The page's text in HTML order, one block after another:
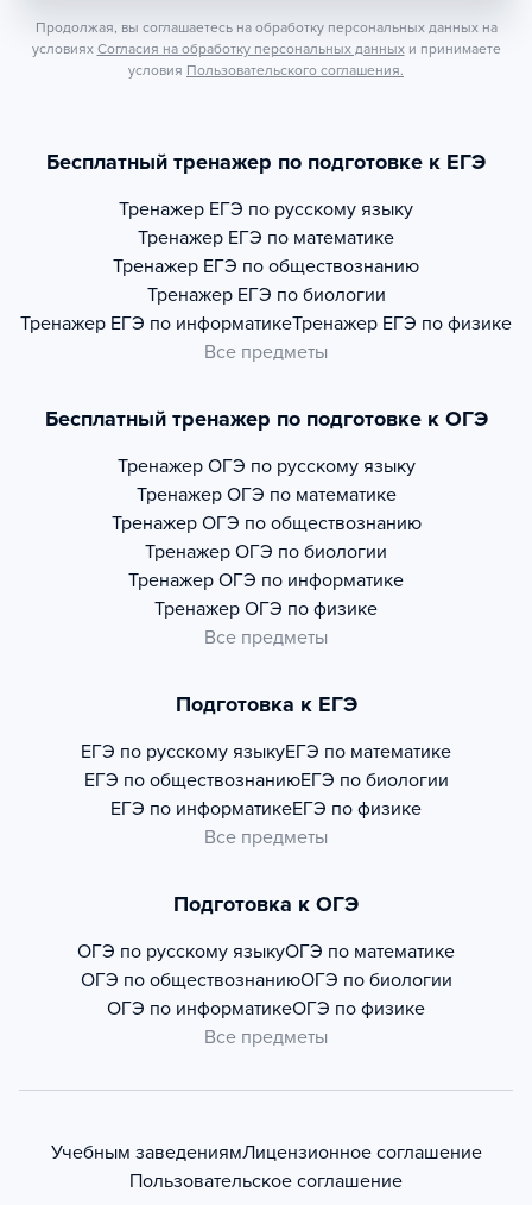
Продолжая, вы соглашаетесь на обработку персональных данных на
условиях Согласия на обработку персональных данных и принимаете
условия Пользовательского соглашения.
Бесплатный тренажер по подготовке к ЕГЭ
Тренажер ЕГЭ по русскому языку
Тренажер ЕГЭ по математике
Тренажер ЕГЭ по обществознанию
Тренажер ЕГЭ по биологии
Тренажер ЕГЭ по информатикеТренажер ЕГЭ по физике
Все предметы
Бесплатный тренажер по подготовке к ОГЭ
Тренажер ОГЭ по русскому языку
Тренажер ОГЭ по математике
Тренажер ОГЭ по обществознанию
Тренажер ОГЭ по биологии
Тренажер ОГЭ по информатике
Тренажер ОГЭ по физике
Все предметы
Подготовка к ЕГЭ
ЕГЭ по русскому языкуЕГЭ по математике
ЕГЭ по обществознаниюЕГЭ по биологии
ЕГЭ по информатикеЕГЭ по физике
Все предметы
Подготовка к ОГЭ
ОГЭ по русскому языкуОГЭ по математике
ОГЭ по обществознаниюОГЭ по биологии
ОГЭ по информатикеОГЭ по физике
Все предметы
Учебным заведениямЛицензионное соглашение
Пользовательское соглашение